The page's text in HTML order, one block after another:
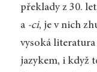
překlady z 30.
a -ci, je v nich
vysoká literatura
jazykem, i když